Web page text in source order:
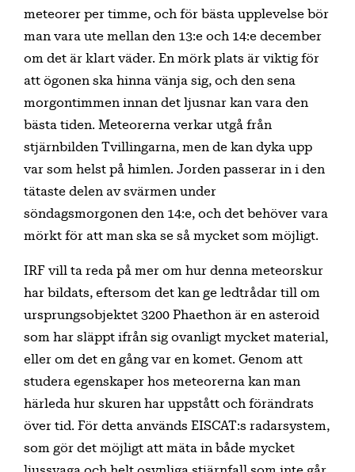
meteorer per timme, och för bästa upplevelse bör
man vara ute mellan den 13:e och 14:e december
om det är klart väder. En mörk plats är viktig för
att ögonen ska hinna vänja sig, och den sena
morgontimmen innan det ljusnar kan vara den
bästa tiden. Meteorerna verkar utgå från
stjärnbilden Tvillingarna, men de kan dyka upp
var som helst på himlen. Jorden passerar in i den
tätaste delen av svärmen under
söndagsmorgonen den 14:e, och det behöver vara
mörkt för att man ska se så mycket som möjligt.
IRF vill ta reda på mer om hur denna meteorskur
har bildats, eftersom det kan ge ledtrådar till om
ursprungsobjektet 3200 Phaethon är en asteroid
som har släppt ifrån sig ovanligt mycket material,
eller om det en gång var en komet. Genom att
studera egenskaper hos meteorerna kan man
härleda hur skuren har uppstått och förändrats
över tid. För detta används EISCAT:s radarsystem,
som gör det möjligt att mäta in både mycket